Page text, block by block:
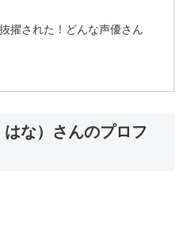
擢された！どんな声優さん
な）さんのプロフ